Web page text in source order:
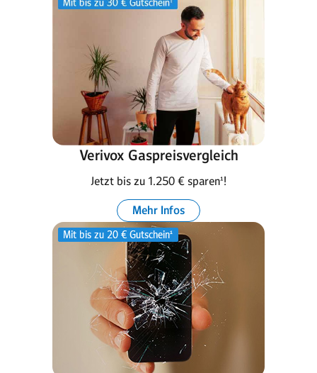
Verivox Gaspreisvergleich
Jetzt bis zu 1.250 € sparen¹!
Mehr Infos